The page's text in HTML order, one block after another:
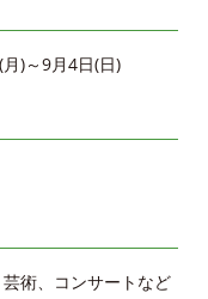
)～9月4日(日)
術、コンサートなど